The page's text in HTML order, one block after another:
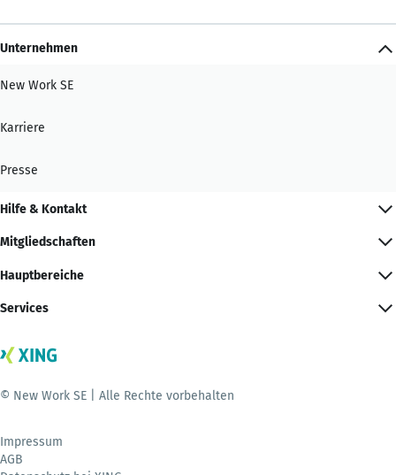
Unternehmen
New Work SE
Karriere
Presse
Hilfe & Kontakt
Mitgliedschaften
Hauptbereiche
Services
© New Work SE | Alle Rechte vorbehalten
Impressum
AGB